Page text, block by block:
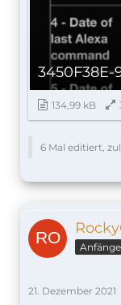
134,99 kB
6 Mal editiert,
21. Dezember 2021